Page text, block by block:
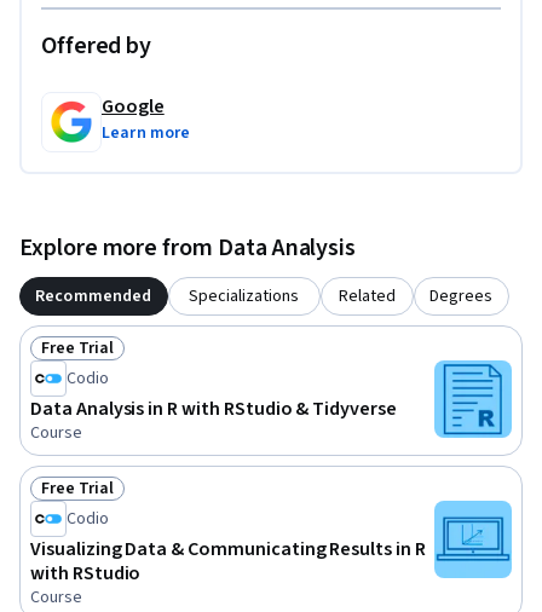
Offered by
Google
Learn more
Explore more from Data Analysis
Recommended Specializations Related Degrees
Status: Free Trial
Free Trial
Codio
Data Analysis in R with RStudio & Tidyverse
Course
Status: Free Trial
Free Trial
Codio
Visualizing Data & Communicating Results in R
with RStudio
Course